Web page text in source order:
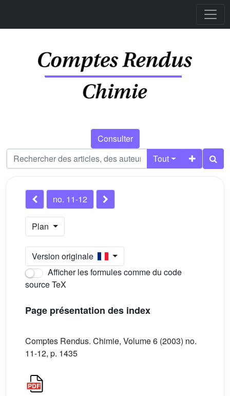
Consulter
Tout
no. 11-12
Plan
Version originale
Afficher les formules comme du code
source TeX
Page présentation des index
Comptes Rendus. Chimie, Volume 6 (2003) no.
11-12, p. 1435